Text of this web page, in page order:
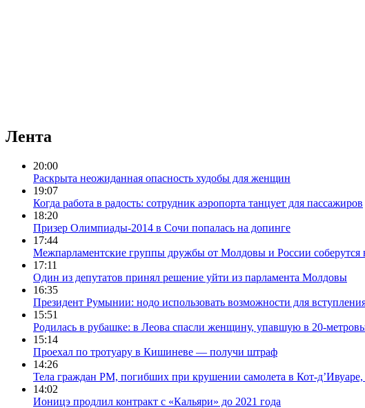
Лента
20:00
Раскрыта неожиданная опасность худобы для женщин
19:07
Когда работа в радость: сотрудник аэропорта танцует для пассажиров
18:20
Призер Олимпиады-2014 в Сочи попалась на допинге
17:44
Межпарламентские группы дружбы от Молдовы и России соберутся
17:11
Один из депутатов принял решение уйти из парламента Молдовы
16:35
Президент Румынии: нодо использовать возможности для
15:51
Родилась в рубашке: в Леова спасли женщину, упавшую в 20-
15:14
Проехал по тротуару в Кишиневе — получи штраф
14:26
Тела граждан РМ, погибших при крушении самолета в Кот-д’Ивуаре,
14:02
Ионицэ продлил контракт с «Кальяри» до 2021 года